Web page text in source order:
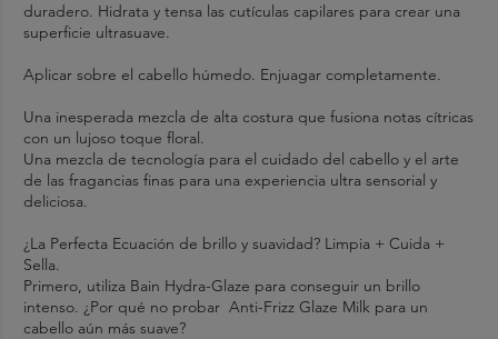
duradero. Hidrata y tensa las cutículas capilares para crear una
superficie ultrasuave.
Aplicar sobre el cabello húmedo. Enjuagar completamente.
Una inesperada mezcla de alta costura que fusiona notas cítricas
con un lujoso toque floral.
Una mezcla de tecnología para el cuidado del cabello y el arte
de las fragancias finas para una experiencia ultra sensorial y
deliciosa.
¿La Perfecta Ecuación de brillo y suavidad? Limpia + Cuida +
Sella.
Primero, utiliza Bain Hydra-Glaze para conseguir un brillo
intenso. ¿Por qué no probar Anti-Frizz Glaze Milk para un
cabello aún más suave?